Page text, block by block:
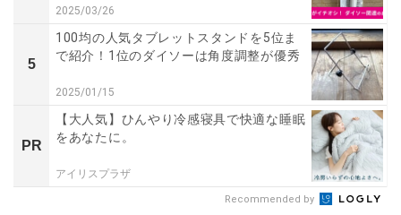
2025/03/26
5
100均の人気タブレットスタンドを5位ま
で紹介！1位のダイソーは角度調整が優秀
2025/01/15
PR
【大人気】ひんやり冷感寝具で快適な睡眠
をあなたに。
アイリスプラザ
Recommended by